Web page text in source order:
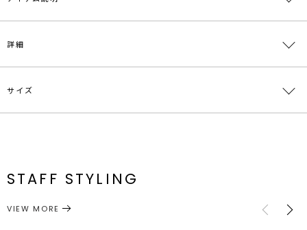
モデル・Youtuberとして活躍する柳橋唯さんと
イル良く魅せることを熟知している
■デザインコメント
Tシャツなどをインしてメリハリのあるスタイリングがお楽しみいた
だけます。
度があがります。
詳細
素材
表地:ポリエステル88％ レーヨン8％ ポリウレタ
番
サイズ
M
70cm 92cm
サイズガイド
STAFF STYLING
VIEW MORE